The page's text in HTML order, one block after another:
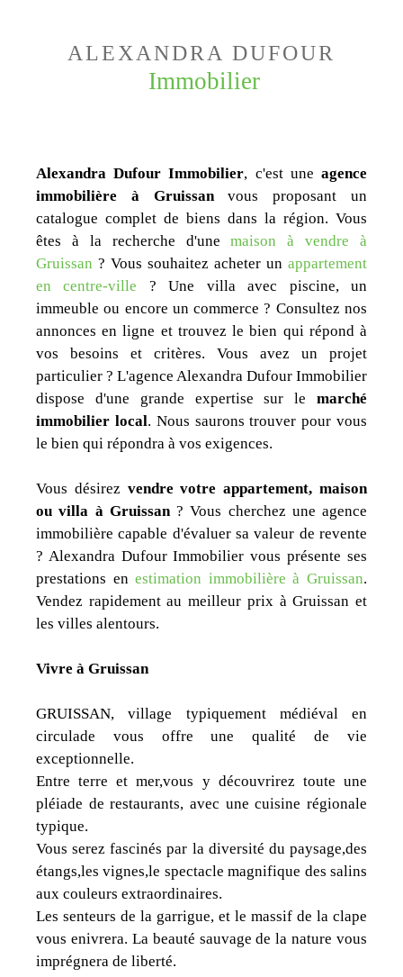
ALEXANDRA DUFOUR
Immobilier
Alexandra Dufour Immobilier, c'est uneagence
immobilière à Gruissanvous proposant un
catalogue complet de biens dans la région. Vous
êtes à la recherche d'unemaison à vendre à
Gruissan ? Vous souhaitez acheter un appartement
en centre-ville ? Une villa avec piscine, un
immeuble ou encore un commerce ? Consultez nos
annonces en ligne et trouvez le bien qui répond à
vos besoins et critères. Vous avez un projet
particulier ? L'agence Alexandra Dufour Immobilier
dispose d'une grande expertise sur le marché
immobilier local. Nous saurons trouver pour vous
le bien qui répondra à vos exigences.
Vous désirez vendre votre appartement, maison
ou villa à Gruissan? Vous cherchez une agence
immobilière capable d'évaluer sa valeur de revente
? Alexandra Dufour Immobilier vous présente ses
prestations enestimation immobilière à Gruissan.
Vendez rapidement au meilleur prix à Gruissan et
les villes alentours.
Vivre à Gruissan
GRUISSAN, village typiquement médiéval en
circulade vous offre une qualité de vie
exceptionnelle.
Entre terre et mer,vous y découvrirez toute une
pléiade de restaurants, avec une cuisine régionale
typique.
Vous serez fascinés par la diversité du paysage,des
étangs,les vignes,le spectacle magnifique des salins
aux couleurs extraordinaires.
Les senteurs de la garrigue, et le massif de la clape
vous enivrera. La beauté sauvage de la nature vous
imprégnera de liberté.